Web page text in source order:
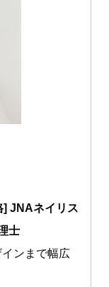
JNAネイリス
士
ンまで幅広